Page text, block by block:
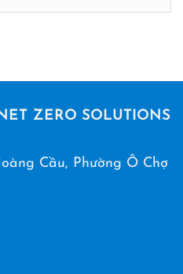
ZERO SOLUTIONS
Cầu, Phường Ô Chợ